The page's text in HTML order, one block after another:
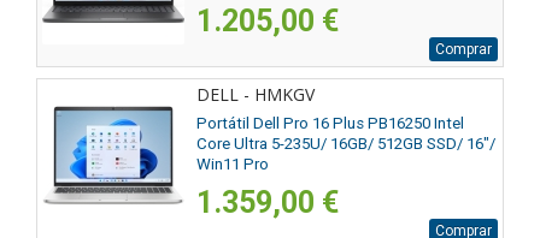
1.205,00 €
Comprar
DELL - HMKGV
Portátil Dell Pro 16 Plus PB16250 Intel
Core Ultra 5-235U/ 16GB/ 512GB SSD/ 16"/
Win11 Pro
1.359,00 €
Comprar